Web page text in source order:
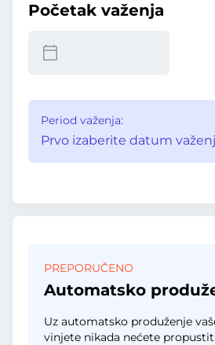
Početak važenja
Period važenja:
Prvo izaberite datum
PREPORUČENO
Automatsko
Uz automatsko produženje
vinjete nikada nećete